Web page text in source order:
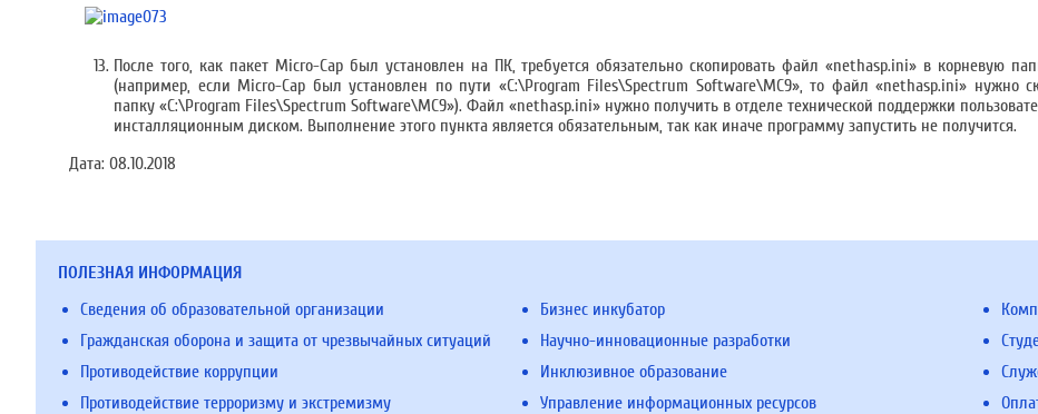
После того, как пакет Micro-Cap был установлен на ПК, требуется обязательно скопировать файл «nethasp.ini» в корневую
(например, если Micro-Cap был установлен по пути «C:\Program Files\Spectrum Software\MC9», то файл «nethasp.ini» нужно
папку «C:\Program Files\Spectrum Software\MC9»). Файл «nethasp.ini» нужно получить в отделе технической поддержки
инсталляционным диском. Выполнение этого пункта является обязательным, так как иначе программу запустить не получится.
Дата: 08.10.2018
ПОЛЕЗНАЯ ИНФОРМАЦИЯ
Сведения об образовательной организации
Гражданская оборона и защита от чрезвычайных ситуаций
Противодействие коррупции
Противодействие терроризму и экстремизму
Бизнес инкубатор
Научно-инновационные разработки
Инклюзивное образование
Управление информационных ресурсов